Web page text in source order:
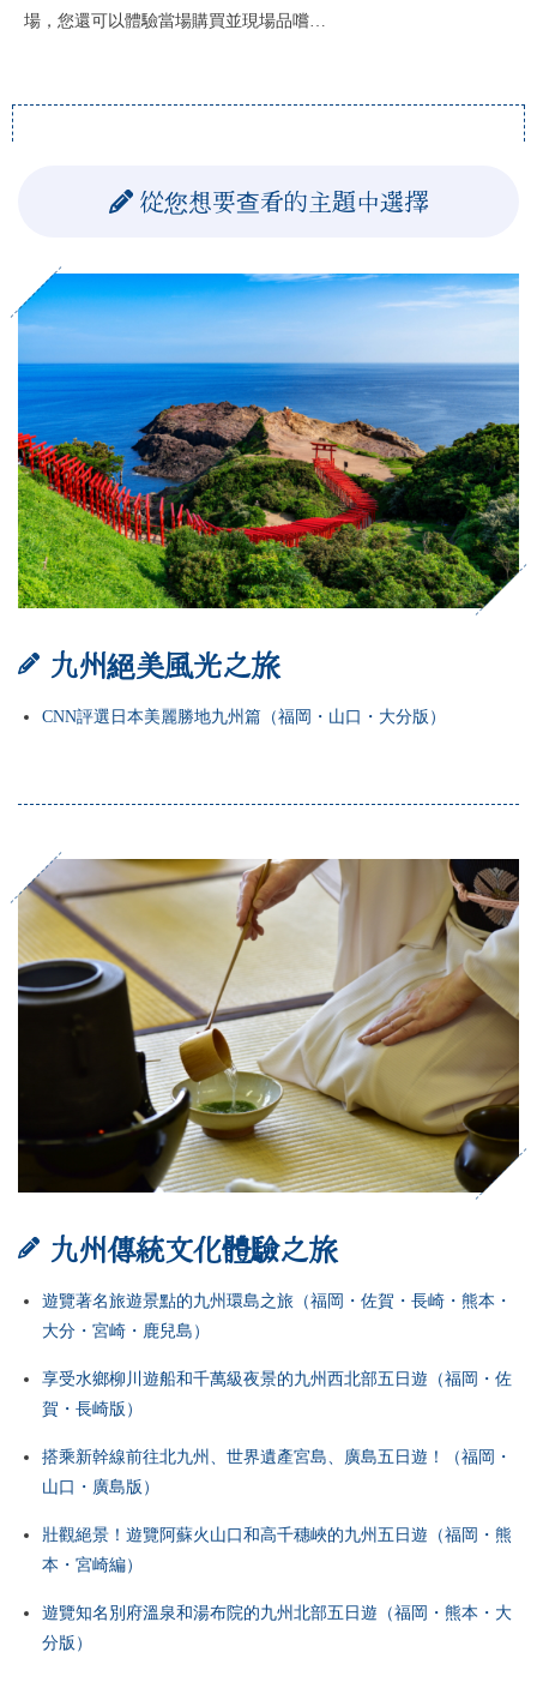
場，您還可以體驗當場購買並現場品嚐…
從您想要查看的主題中選擇
九州絕美風光之旅
CNN評選日本美麗勝地九州篇（福岡・山口・大分版）
九州傳統文化體驗之旅
遊覽著名旅遊景點的九州環島之旅（福岡・佐賀・長崎・熊本・
大分・宮崎・鹿兒島）
享受水鄉柳川遊船和千萬級夜景的九州西北部五日遊（福岡・佐
賀・長崎版）
搭乘新幹線前往北九州、世界遺產宮島、廣島五日遊！（福岡・
山口・廣島版）
壯觀絕景！遊覽阿蘇火山口和高千穗峽的九州五日遊（福岡・熊
本・宮崎編）
遊覽知名別府溫泉和湯布院的九州北部五日遊（福岡・熊本・大
分版）